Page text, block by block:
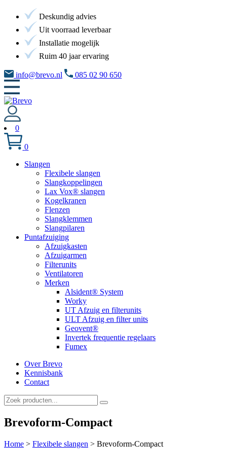
Deskundig advies
Uit voorraad leverbaar
Installatie mogelijk
Ruim 40 jaar ervaring
info@brevo.nl 085 02 90 650
0
0
Slangen
Flexibele slangen
Slangkoppelingen
Lax Vox® slangen
Kogelkranen
Flenzen
Slangklemmen
Slangpilaren
Puntafzuiging
Afzuigkasten
Afzuigarmen
Filterunits
Ventilatoren
Merken
Alsident® System
Worky
UT Afzuig en filterunits
ULT Afzuig en filter units
Geovent®
Invertek frequentie regelaars
Fumex
Over Brevo
Kennisbank
Contact
Brevoform-Compact
Home > Flexibele slangen > Brevoform-Compact